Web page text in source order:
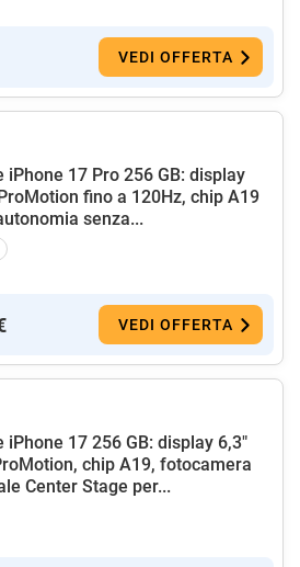
VEDI OFFERTA
iPhone 17 Pro 256 GB: display
fino a 120Hz, chip A19
senza...
VEDI OFFERTA
iPhone 17 256 GB: display 6,3"
chip A19, fotocamera
Center Stage per...